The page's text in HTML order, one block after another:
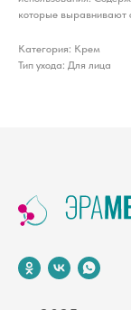
которые выравнивают
Категория: Крем
Тип ухода: Для лица